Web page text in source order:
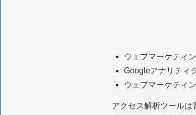
ウェブマーケティ
Googleアナリティ
ウェブマーケティ
アクセス解析ツール